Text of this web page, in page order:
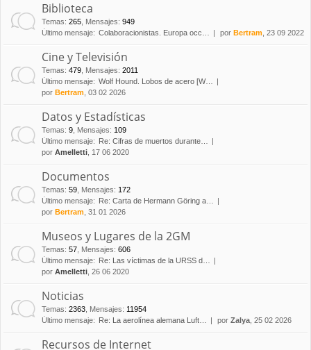
Biblioteca
Temas: 265 Mensajes: 949
Último mensaje: Colaboracionistas. Europa occ… por Bertram , 23 09 2022
Cine y Televisión
Temas: 479 Mensajes: 2011
Último mensaje: Wolf Hound. Lobos de acero [W…
por Bertram , 03 02 2026
Datos y Estadísticas
Temas: 9 Mensajes: 109
Último mensaje:
Re: Cifras de muertos durante…
por Amelletti , 17 06 2020
Documentos
Temas: 59 Mensajes: 172
Último mensaje:
Re: Carta de Hermann Göring a…
por Bertram , 31 01 2026
Museos y Lugares de la 2GM
Temas: 57 Mensajes: 606
Último mensaje:
Re: Las víctimas de la URSS d…
por Amelletti , 26 06 2020
Noticias
Temas: 2363 Mensajes: 11954
Último mensaje:
Re: La aerolínea alemana Luft… por Zalya , 25 02 2026
Recursos de Internet